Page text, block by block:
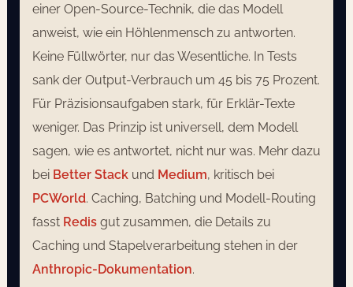
einer Open-Source-Technik, die das Modell
anweist, wie ein Höhlenmensch zu antworten.
Keine Füllwörter, nur das Wesentliche. In Tests
sank der Output-Verbrauch um 45 bis 75 Prozent.
Für Präzisionsaufgaben stark, für Erklär-Texte
weniger. Das Prinzip ist universell, dem Modell
sagen, wie es antwortet, nicht nur was. Mehr dazu
bei Better Stackund Medium, kritisch bei
PCWorld. Caching, Batching und Modell-Routing
fasst Redisgut zusammen, die Details zu
Caching und Stapelverarbeitung stehen in der
Anthropic-Dokumentation.